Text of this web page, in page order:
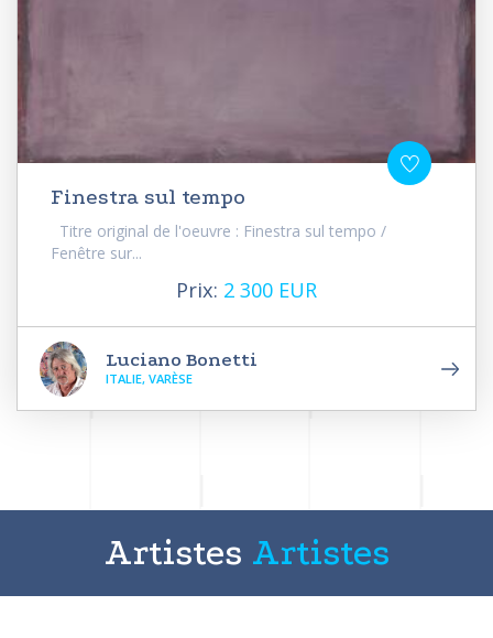
Finestra sul tempo
Titre original de l'oeuvre : Finestra sul tempo /
Fenêtre sur...
Prix: 2 300 EUR
Luciano Bonetti
ITALIE, VARÈSE
Artistes Artistes